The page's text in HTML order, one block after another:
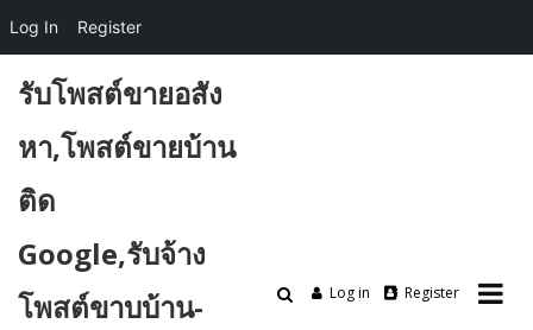
content
รับโพสต์ขายอสัง
หา,โพสต์ขายบ้าน
ติด
Google,รับจ้าง
โพสต์ขาบบ้าน-
Log in Register
Log In Register